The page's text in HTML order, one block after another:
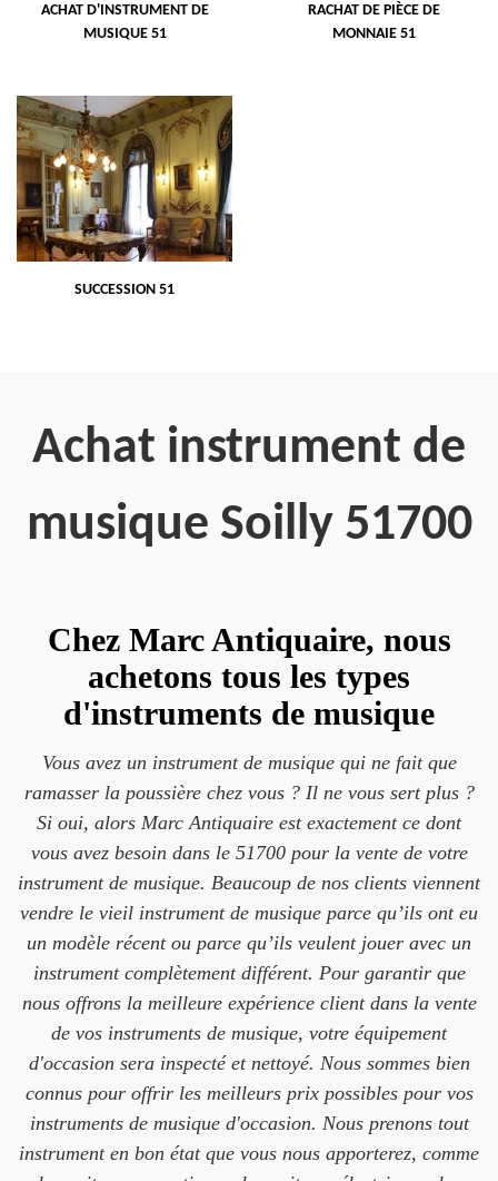
ACHAT D'INSTRUMENT DE
MUSIQUE 51
RACHAT DE PIÈCE DE
MONNAIE 51
SUCCESSION 51
Achat instrument de
musique Soilly 51700
Chez Marc Antiquaire, nous
achetons tous les types
d'instruments de musique
Vous avez un instrument de musique qui ne fait que
ramasser la poussière chez vous ? Il ne vous sert plus ?
Si oui, alors Marc Antiquaire est exactement ce dont
vous avez besoin dans le 51700 pour la vente de votre
instrument de musique. Beaucoup de nos clients viennent
vendre le vieil instrument de musique parce qu’ils ont eu
un modèle récent ou parce qu’ils veulent jouer avec un
instrument complètement différent. Pour garantir que
nous offrons la meilleure expérience client dans la vente
de vos instruments de musique, votre équipement
d'occasion sera inspecté et nettoyé. Nous sommes bien
connus pour offrir les meilleurs prix possibles pour vos
instruments de musique d'occasion. Nous prenons tout
instrument en bon état que vous nous apporterez, comme